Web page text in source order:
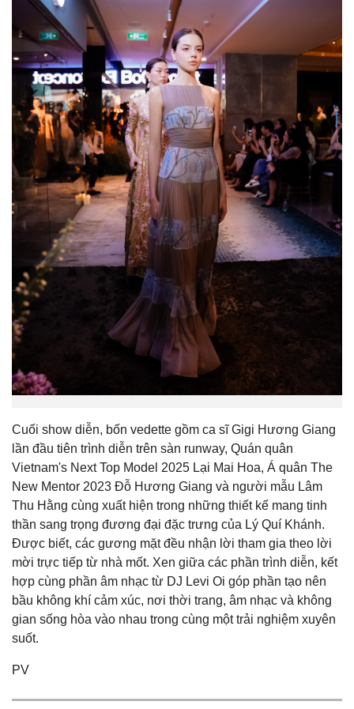
Cuối show diễn, bốn vedette gồm ca sĩ Gigi Hương Giang
lần đầu tiên trình diễn trên sàn runway, Quán quân
Vietnam's Next Top Model 2025 Lại Mai Hoa, Á quân The
New Mentor 2023 Đỗ Hương Giang và người mẫu Lâm
Thu Hằng cùng xuất hiện trong những thiết kế mang tinh
thần sang trọng đương đại đặc trưng của Lý Quí Khánh.
Được biết, các gương mặt đều nhận lời tham gia theo lời
mời trực tiếp từ nhà mốt. Xen giữa các phần trình diễn, kết
hợp cùng phần âm nhạc từ DJ Levi Oi góp phần tạo nên
bầu không khí cảm xúc, nơi thời trang, âm nhạc và không
gian sống hòa vào nhau trong cùng một trải nghiệm xuyên
suốt.
PV